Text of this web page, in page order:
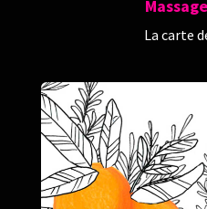
La carte